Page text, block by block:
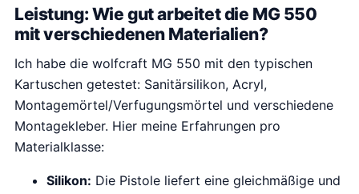
Leistung: Wie gut arbeitet die MG 550
mit verschiedenen Materialien?
Ich habe die wolfcraft MG 550 mit den typischen
Kartuschen getestet: Sanitärsilikon, Acryl,
Montagemörtel/Verfugungsmörtel und verschiedene
Montagekleber. Hier meine Erfahrungen pro
Materialklasse:
Silikon: Die Pistole liefert eine gleichmäßige und